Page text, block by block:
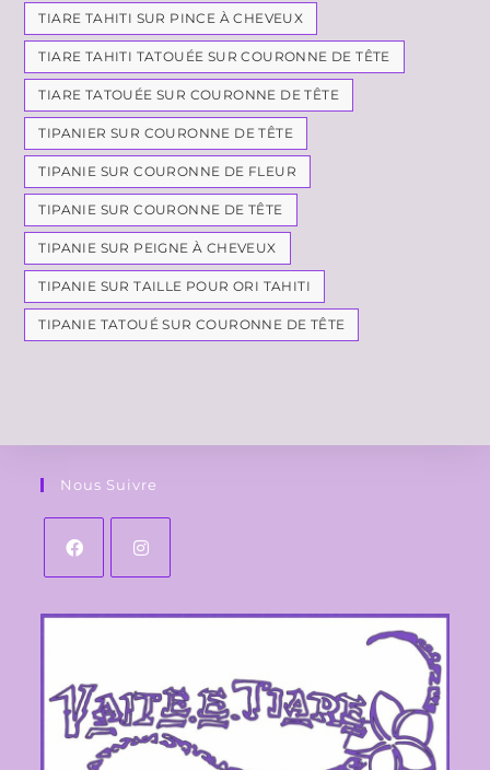
TIARE TAHITI SUR PINCE À CHEVEUX
TIARE TAHITI TATOUÉE SUR COURONNE DE TÊTE
TIARE TATOUÉE SUR COURONNE DE TÊTE
TIPANIER SUR COURONNE DE TÊTE
TIPANIE SUR COURONNE DE FLEUR
TIPANIE SUR COURONNE DE TÊTE
TIPANIE SUR PEIGNE À CHEVEUX
TIPANIE SUR TAILLE POUR ORI TAHITI
TIPANIE TATOUÉ SUR COURONNE DE TÊTE
Nous Suivre